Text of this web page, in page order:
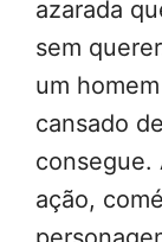
azarada
sem
um
cansado
consegue.
ação,